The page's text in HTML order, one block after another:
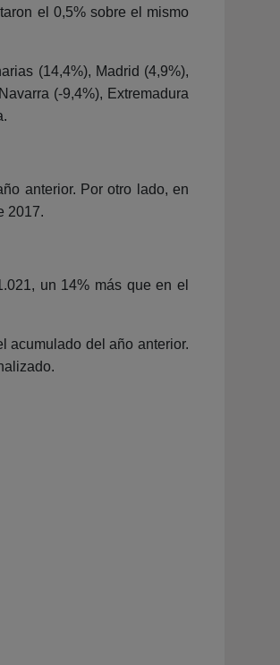
el 0,5% sobre el mismo
(14,4%), Madrid (4,9%),
(-9,4%), Extremadura
anterior. Por otro lado, en
2017.
un 14% más que en el
acumulado del año anterior.